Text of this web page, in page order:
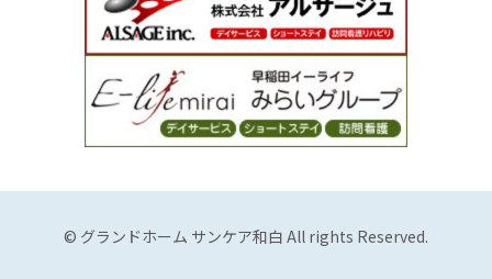
© グランドホーム サンケア和白 All rights Reserved.